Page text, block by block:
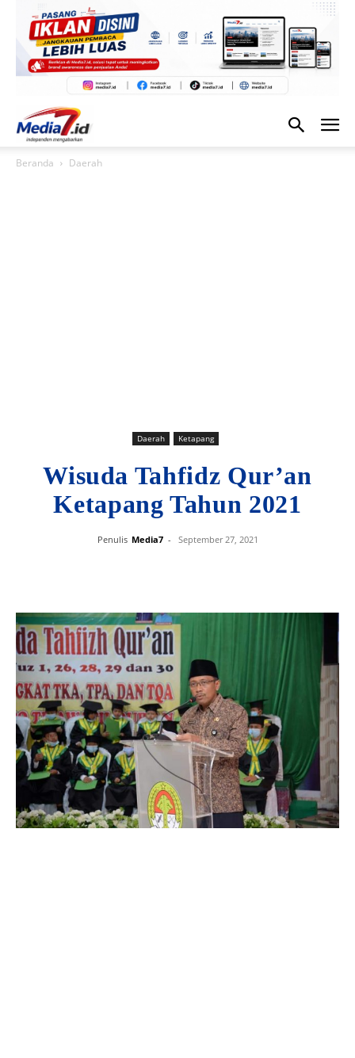
Beranda Daerah
Daerah Ketapang
Wisuda Tahfidz Qur’an
Ketapang Tahun 2021
Penulis Media7 - September 27, 2021